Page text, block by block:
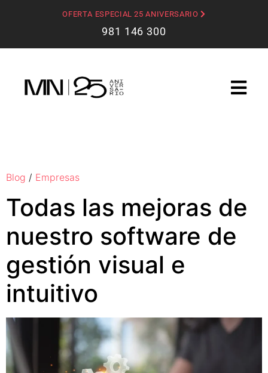
OFERTA ESPECIAL 25 ANIVERSARIO
981 146 300
Blog / Empresas
Todas las mejoras de
nuestro software de
gestión visual e
intuitivo